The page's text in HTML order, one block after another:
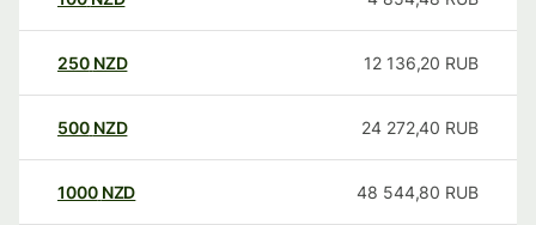
250 NZD 12 136,20 RUB
500 NZD 24 272,40 RUB
1000 NZD 48 544,80 RUB